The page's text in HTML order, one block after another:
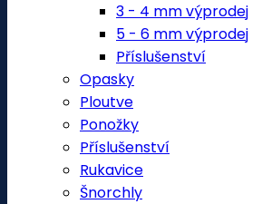
3 - 4 mm výprodej
5 - 6 mm výprodej
Příslušenství
Opasky
Ploutve
Ponožky
Příslušenství
Rukavice
Šnorchly